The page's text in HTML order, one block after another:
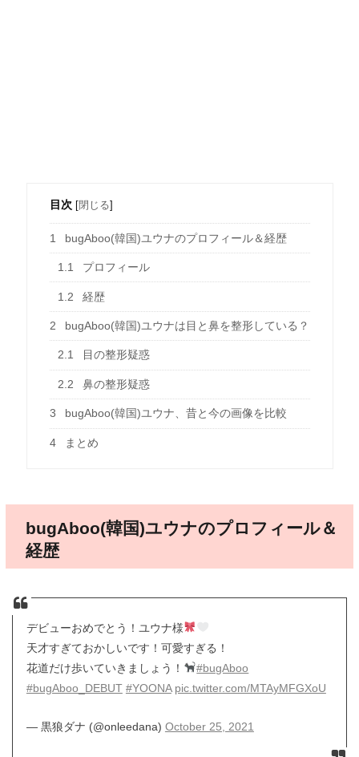
目次 [閉じる]
1 bugAboo(韓国)ユウナのプロフィール＆経歴
1.1 プロフィール
1.2 経歴
2 bugAboo(韓国)ユウナは目と鼻を整形している？
2.1 目の整形疑惑
2.2 鼻の整形疑惑
3 bugAboo(韓国)ユウナ、昔と今の画像を比較
4 まとめ
bugAboo(韓国)ユウナのプロフィール＆
経歴
デビューおめでとう！ユウナ様
天才すぎておかしいです！可愛すぎる！
花道だけ歩いていきましょう！
#bugAboo
#bugAboo_DEBUT #YOONA pic.twitter.com/MTAyMFGXoU
— 黒狼ダナ (@onleedana) October 25, 2021